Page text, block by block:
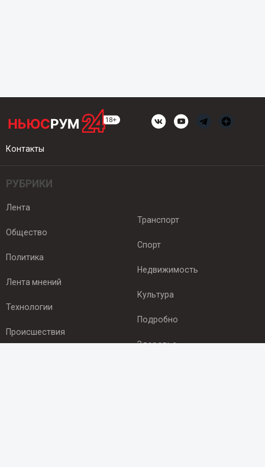
Контакты
РУБРИКИ
Лента
Общество
Политика
Лента мнений
Технологии
Происшествия
Транспорт
Спорт
Недвижимость
Культура
Подробно
Здоровье